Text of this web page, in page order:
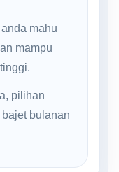
mahu
mampu
pilihan
bulanan